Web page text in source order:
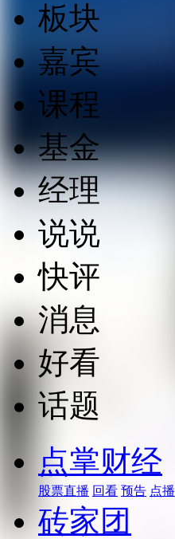
板块
嘉宾
课程
基金
经理
说说
快评
消息
好看
话题
点掌财经
股票直播 回看 预告 点播
砖家团